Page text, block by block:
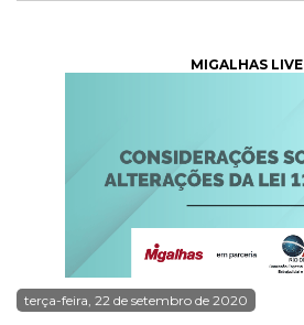
MIGALHAS LIVE
terça-feira, 22 de setembro de 2020